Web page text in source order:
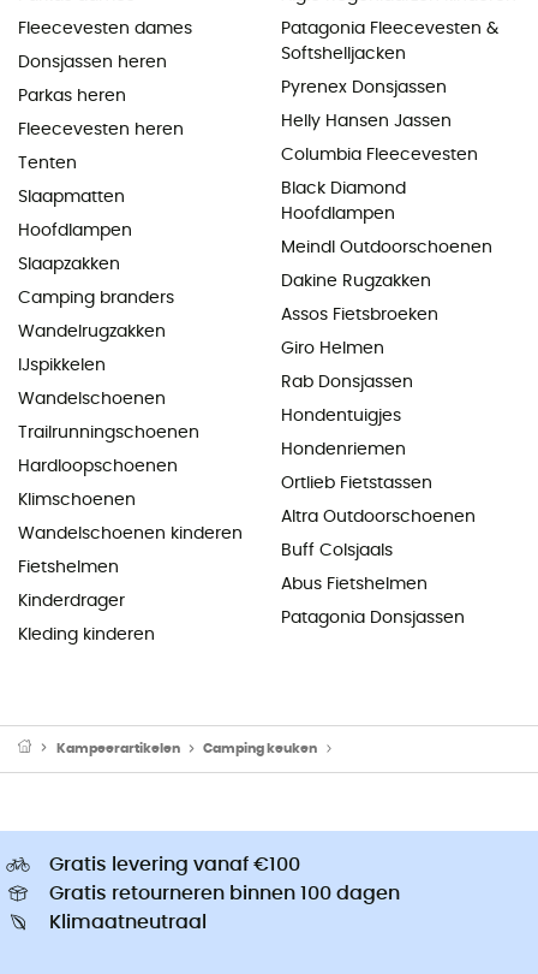
Fleecevesten dames
Donsjassen heren
Parkas heren
Fleecevesten heren
Tenten
Slaapmatten
Hoofdlampen
Slaapzakken
Camping branders
Wandelrugzakken
IJspikkelen
Wandelschoenen
Trailrunningschoenen
Hardloopschoenen
Klimschoenen
Wandelschoenen kinderen
Fietshelmen
Kinderdrager
Kleding kinderen
Patagonia Fleecevesten &
Softshelljacken
Pyrenex Donsjassen
Helly Hansen Jassen
Columbia Fleecevesten
Black Diamond
Hoofdlampen
Meindl Outdoorschoenen
Dakine Rugzakken
Assos Fietsbroeken
Giro Helmen
Rab Donsjassen
Hondentuigjes
Hondenriemen
Ortlieb Fietstassen
Altra Outdoorschoenen
Buff Colsjaals
Abus Fietshelmen
Patagonia Donsjassen
Kampeerartikelen Camping keuken
Gratis levering vanaf €100
Gratis retourneren binnen 100 dagen
Klimaatneutraal